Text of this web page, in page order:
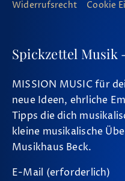
Widerrufsrecht
Cookie
Spickzettel Musik
MISSION MUSIC für
neue Ideen, ehrliche
Tipps die dich
kleine musikalische
Musikhaus Beck.
E-Mail (erforderlich)